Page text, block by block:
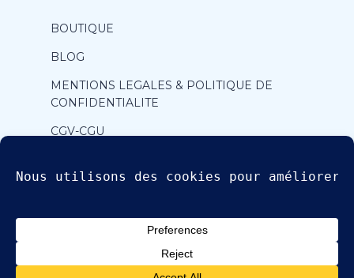
BOUTIQUE
BLOG
MENTIONS LEGALES & POLITIQUE DE
CONFIDENTIALITE
CGV-CGU
© Copyright 2024, Les p'tits Kutzu, tous droits réservés